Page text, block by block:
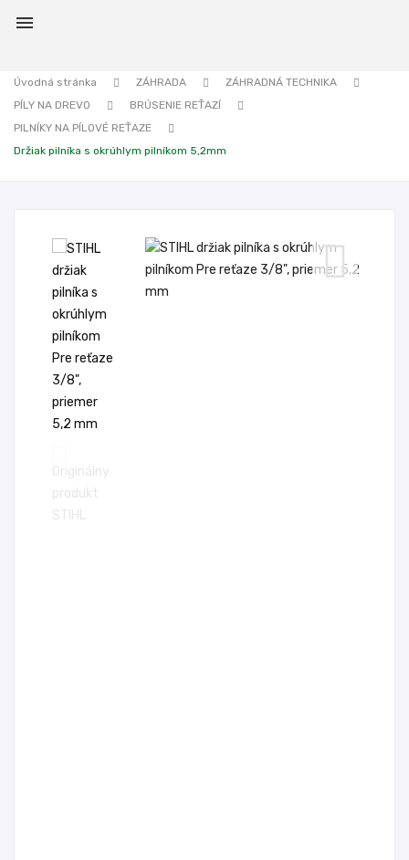

Úvodná stránka ZÁHRADA
ZÁHRADNÁ TECHNIKA
PÍLY NA DREVO
BRÚSENIE REŤAZÍ
PILNÍKY NA PÍLOVÉ REŤAZE
Držiak pilníka s okrúhlym pilníkom 5,2mm